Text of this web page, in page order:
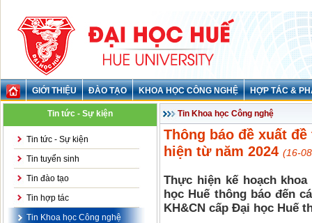
GIỚI THIỆU ĐÀO TẠO KHOA HỌC CÔNG NGHỆ HỢP TÁC &
Tin tức - Sự kiện
Tin tức - Sự kiện
Tin tuyển sinh
Tin đào tạo
Tin hợp tác
Tin Khoa học Công nghệ
Tin Khoa học Công nghệ
Thông báo đề xuất
hiện từ năm 2024 (16-
Thực hiện kế hoạch
học Huế thông báo đến
KH&CN cấp Đại học Huế